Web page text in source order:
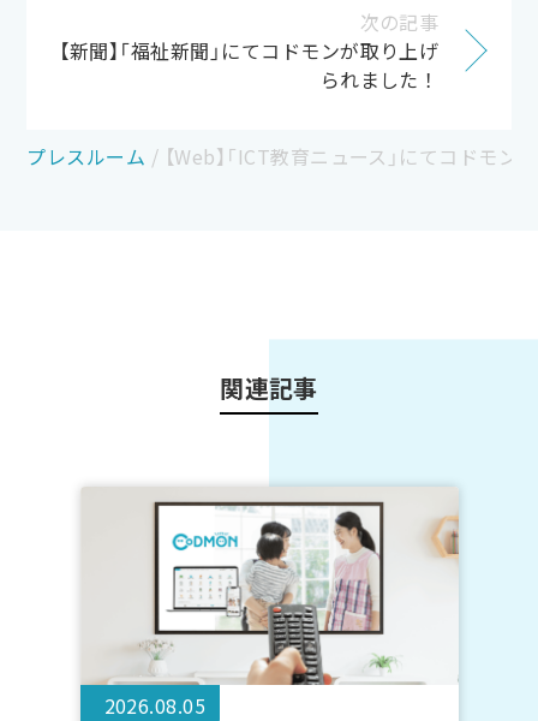
次の記事
【新聞】「福祉新聞」にてコドモンが取り上げ
られました！
プレスルーム / 【Web】「ICT教育ニュース」にてコドモ
関連記事
2026.08.05